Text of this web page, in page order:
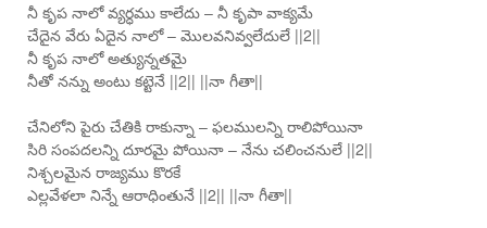
నీ కృప నాలో వ్యర్ధము కాలేదు – నీ కృపా వాక్యమే
చేదైన వేరు ఏదైన నాలో – మొలవనివ్వలేదులే ||2||
నీ కృప నాలో అత్యున్నతమై
నీతో నన్ను అంటు కట్టెనే ||2|| ||నా గీతా||
చేనిలోని పైరు చేతికి రాకున్నా – ఫలములన్ని రాలిపోయినా
సిరి సంపదలన్ని దూరమై పోయినా – నేను చలించనులే ||2||
నిశ్చలమైన రాజ్యము కొరకే
ఎల్లవేళలా నిన్నే ఆరాధింతునే ||2|| ||నా గీతా||